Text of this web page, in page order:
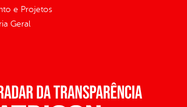
e Projetos
Geral